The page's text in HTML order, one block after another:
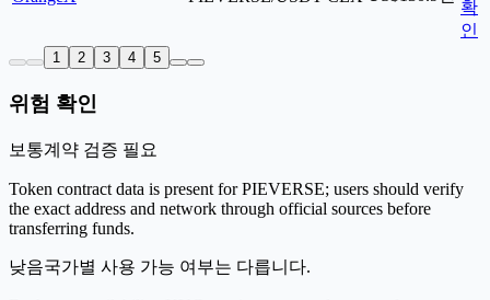
확
인
1 2 3 4 5
위험 확인
보통계약 검증 필요
Token contract data is present for PIEVERSE; users should verify
the exact address and network through official sources before
transferring funds.
낮음국가별 사용 가능 여부는 다릅니다.